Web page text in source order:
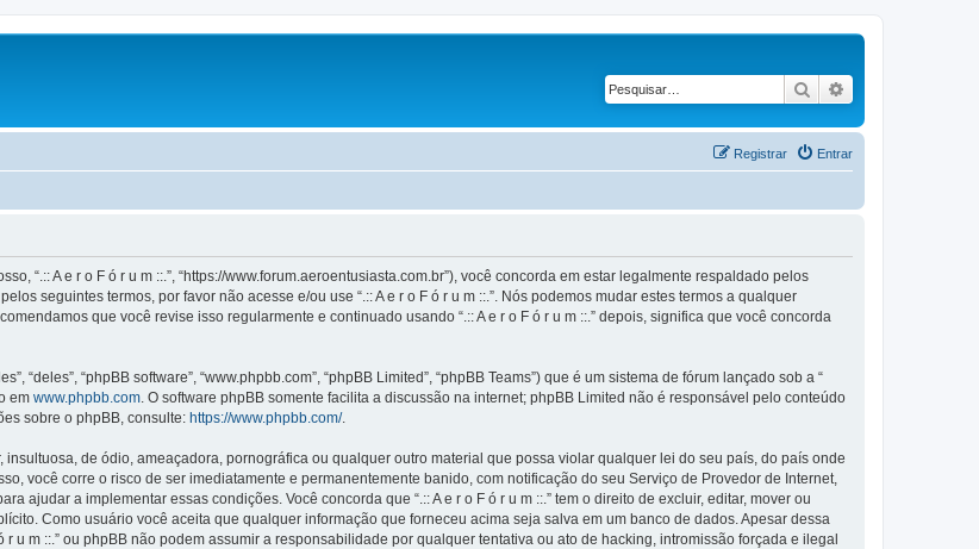
Pesquisar
Entrar
Registrar
“.:: A e r o F ó r u m ::.”, “https://www.forum.aeroentusiasta.com.br”), você concorda em estar legalmente respaldado pelos
seguintes termos, por favor não acesse e/ou use “.:: A e r o F ó r u m ::.”. Nós podemos mudar estes termos a qualquer
que você revise isso regularmente e continuado usando “.:: A e r o F ó r u m ::.” depois, significa que você concorda
“deles”, “phpBB software”, “www.phpbb.com”, “phpBB Limited”, “phpBB Teams”) que é um sistema de fórum lançado sob a “
em www.phpbb.com . O software phpBB somente facilita a discussão na internet; phpBB Limited não é responsável pelo conteúdo
sobre o phpBB, consulte: https://www.phpbb.com/.
de ódio, ameaçadora, pornográfica ou qualquer outro material que possa violar qualquer lei do seu país, do país onde
você corre o risco de ser imediatamente e permanentemente banido, com notificação do seu Serviço de Provedor de Internet,
ajudar a implementar essas condições. Você concorda que “.:: A e r o F ó r u m ::.” tem o direito de excluir, editar, mover ou
Como usuário você aceita que qualquer informação que forneceu acima seja salva em um banco de dados. Apesar dessa
u m ::.” ou phpBB não podem assumir a responsabilidade por qualquer tentativa ou ato de hacking, intromissão forçada e ilegal